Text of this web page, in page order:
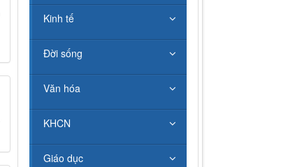
Kinh tế
Đời sống
Văn hóa
KHCN
Giáo dục